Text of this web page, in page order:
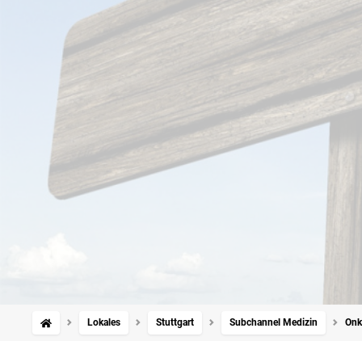
Lokales Stuttgart Subchannel Medizin